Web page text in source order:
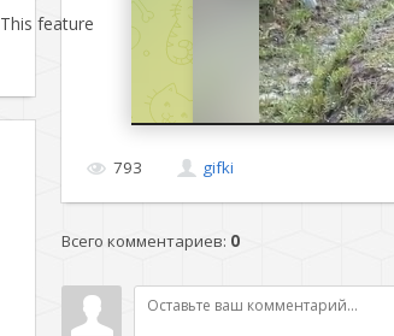
793 gifki
Всего комментариев: 0
This feature